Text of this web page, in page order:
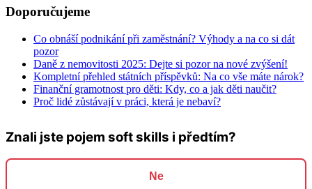
Doporučujeme
Co obnáší podnikání při zaměstnání? Výhody a na co si dát
pozor
Daně z nemovitosti 2025: Dejte si pozor na nové zvýšení!
Kompletní přehled státních příspěvků: Na co vše máte nárok?
Finanční gramotnost pro děti: Kdy, co a jak děti naučit?
Proč lidé zůstávají v práci, která je nebaví?
Znali jste pojem soft skills i předtím?
Ne